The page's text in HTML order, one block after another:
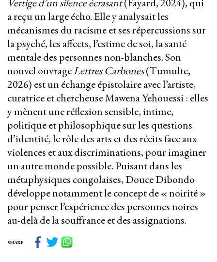
a reçu un large écho. Elle y analysait les
mécanismes du racisme et ses répercussions sur
la psyché, les affects, l’estime de soi, la santé
mentale des personnes non-blanches. Son
nouvel ouvrageLettres Carbones(Tumulte,
2026) est un échange épistolaire avec l’artiste,
curatrice et chercheuse Mawena Yehouessi : elles
y mènent une réflexion sensible, intime,
politique et philosophique sur les questions
d’identité, le rôle des arts et des récits face aux
violences et aux discriminations, pour imaginer
un autre monde possible. Puisant dans les
métaphysiques congolaises, Douce Dibondo
développe notamment le concept de « noirité »
pour penser l’expérience des personnes noires
au-delà de la souffrance et des assignations.
SHARE